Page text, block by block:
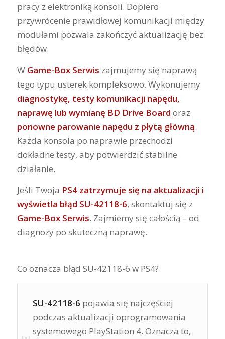
pracy z elektroniką konsoli. Dopiero
przywrócenie prawidłowej komunikacji między
modułami pozwala zakończyć aktualizację bez
błędów.
W Game-Box Serwis zajmujemy się naprawą
tego typu usterek kompleksowo. Wykonujemy
diagnostykę, testy komunikacji napędu,
naprawę lub wymianę BD Drive Board oraz
ponowne parowanie napędu z płytą główną.
Każda konsola po naprawie przechodzi
dokładne testy, aby potwierdzić stabilne
działanie.
Jeśli Twoja PS4 zatrzymuje się na aktualizacji i
wyświetla błąd SU-42118-6, skontaktuj się z
Game-Box Serwis. Zajmiemy się całością – od
diagnozy po skuteczną naprawę.
Co oznacza błąd SU-42118-6 w PS4?
SU-42118-6 pojawia się najczęściej
podczas aktualizacji oprogramowania
systemowego PlayStation 4. Oznacza to,